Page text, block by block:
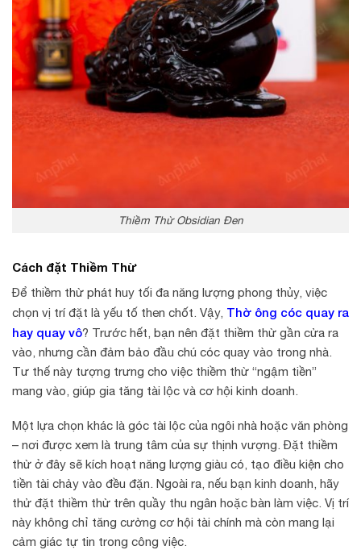
Thiềm Thừ Obsidian Đen
Cách đặt Thiềm Thừ
Để thiềm thừ phát huy tối đa năng lượng phong thủy, việc
chọn vị trí đặt là yếu tố then chốt. Vậy, Thờ ông cóc quay ra
hay quay vô? Trước hết, bạn nên đặt thiềm thừ gần cửa ra
vào, nhưng cần đảm bảo đầu chú cóc quay vào trong nhà.
Tư thế này tượng trưng cho việc thiềm thừ “ngậm tiền”
mang vào, giúp gia tăng tài lộc và cơ hội kinh doanh.
Một lựa chọn khác là góc tài lộc của ngôi nhà hoặc văn phòng
– nơi được xem là trung tâm của sự thịnh vượng. Đặt thiềm
thừ ở đây sẽ kích hoạt năng lượng giàu có, tạo điều kiện cho
tiền tài chảy vào đều đặn. Ngoài ra, nếu bạn kinh doanh, hãy
thử đặt thiềm thừ trên quầy thu ngân hoặc bàn làm việc. Vị trí
này không chỉ tăng cường cơ hội tài chính mà còn mang lại
cảm giác tự tin trong công việc.